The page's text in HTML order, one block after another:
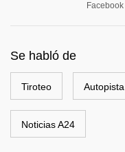
Facebook
Se habló de
Tiroteo Autopista
Noticias A24